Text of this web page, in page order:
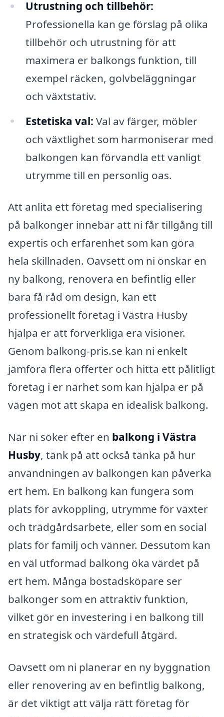
Utrustning och tillbehör:
Professionella kan ge förslag på olika
tillbehör och utrustning för att
maximera er balkongs funktion, till
exempel räcken, golvbeläggningar
och växtstativ.
Estetiska val: Val av färger, möbler
och växtlighet som harmoniserar med
balkongen kan förvandla ett vanligt
utrymme till en personlig oas.
Att anlita ett företag med specialisering
på balkonger innebär att ni får tillgång till
expertis och erfarenhet som kan göra
hela skillnaden. Oavsett om ni önskar en
ny balkong, renovera en befintlig eller
bara få råd om design, kan ett
professionellt företag i Västra Husby
hjälpa er att förverkliga era visioner.
Genom balkong-pris.se kan ni enkelt
jämföra flera offerter och hitta ett pålitligt
företag i er närhet som kan hjälpa er på
vägen mot att skapa en idealisk balkong.
När ni söker efter en balkong i Västra
Husby, tänk på att också tänka på hur
användningen av balkongen kan påverka
ert hem. En balkong kan fungera som
plats för avkoppling, utrymme för växter
och trädgårdsarbete, eller som en social
plats för familj och vänner. Dessutom kan
en väl utformad balkong öka värdet på
ert hem. Många bostadsköpare ser
balkonger som en attraktiv funktion,
vilket gör en investering i en balkong till
en strategisk och värdefull åtgärd.
Oavsett om ni planerar en ny byggnation
eller renovering av en befintlig balkong,
är det viktigt att välja rätt företag för